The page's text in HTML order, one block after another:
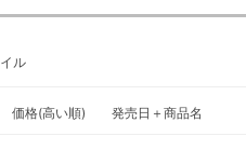
ル
価格(高い順) 発売日＋商品名